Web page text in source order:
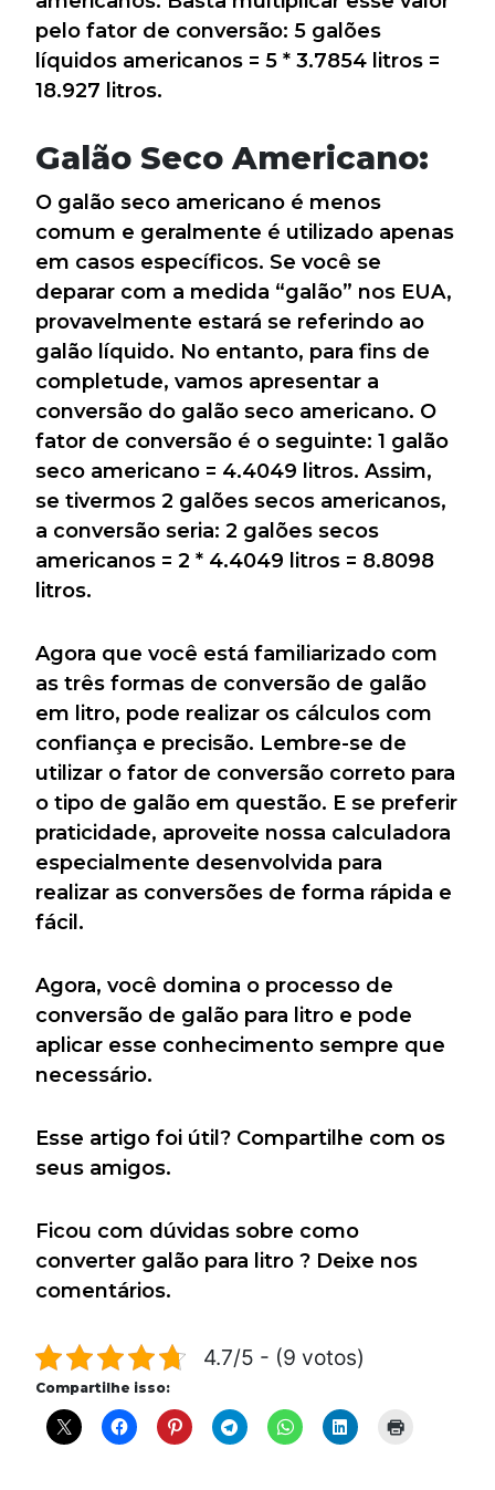
pelo fator de conversão: 5 galões
líquidos americanos = 5 * 3.7854 litros =
18.927 litros.
Galão Seco Americano:
O galão seco americano é menos
comum e geralmente é utilizado apenas
em casos específicos. Se você se
deparar com a medida “galão” nos EUA,
provavelmente estará se referindo ao
galão líquido. No entanto, para fins de
completude, vamos apresentar a
conversão do galão seco americano. O
fator de conversão é o seguinte: 1 galão
seco americano = 4.4049 litros. Assim,
se tivermos 2 galões secos americanos,
a conversão seria: 2 galões secos
americanos = 2 * 4.4049 litros = 8.8098
litros.
Agora que você está familiarizado com
as três formas de conversão de galão
em litro, pode realizar os cálculos com
confiança e precisão. Lembre-se de
utilizar o fator de conversão correto para
o tipo de galão em questão. E se preferir
praticidade, aproveite nossa calculadora
especialmente desenvolvida para
realizar as conversões de forma rápida e
fácil.
Agora, você domina o processo de
conversão de galão para litro e pode
aplicar esse conhecimento sempre que
necessário.
Esse artigo foi útil? Compartilhe com os
seus amigos.
Ficou com dúvidas sobre como
converter galão para litro ? Deixe nos
comentários.
4.7/5 - (9 votos)
Compartilhe isso: